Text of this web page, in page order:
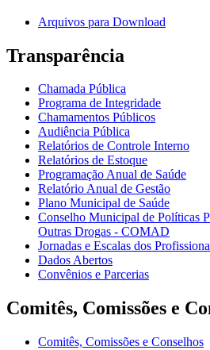
Arquivos para Download
Transparência
Chamada Pública
Programa de Integridade
Chamamentos Públicos
Audiência Pública
Relatórios de Controle Interno
Relatórios de Estoque
Programação Anual de Saúde
Relatório Anual de Gestão
Plano Municipal de Saúde
Conselho Municipal de Políticas
Outras Drogas - COMAD
Jornadas e Escalas dos
Dados Abertos
Convênios e Parcerias
Comitês, Comissões e
Comitês, Comissões e Conselhos